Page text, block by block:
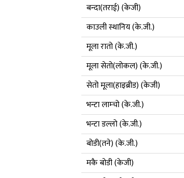
बन्दा(तराई) (केजी)
काउली स्थानिय (के.जी.)
मूला रातो (के.जी.)
मूला सेतो(लोकल) (के.जी.)
सेतो मूला(हाइब्रीड) (केजी)
भन्टा लाम्चो (के.जी.)
भन्टा डल्लो (के.जी.)
बोडी(तने) (के.जी.)
मकै बोडी (केजी)